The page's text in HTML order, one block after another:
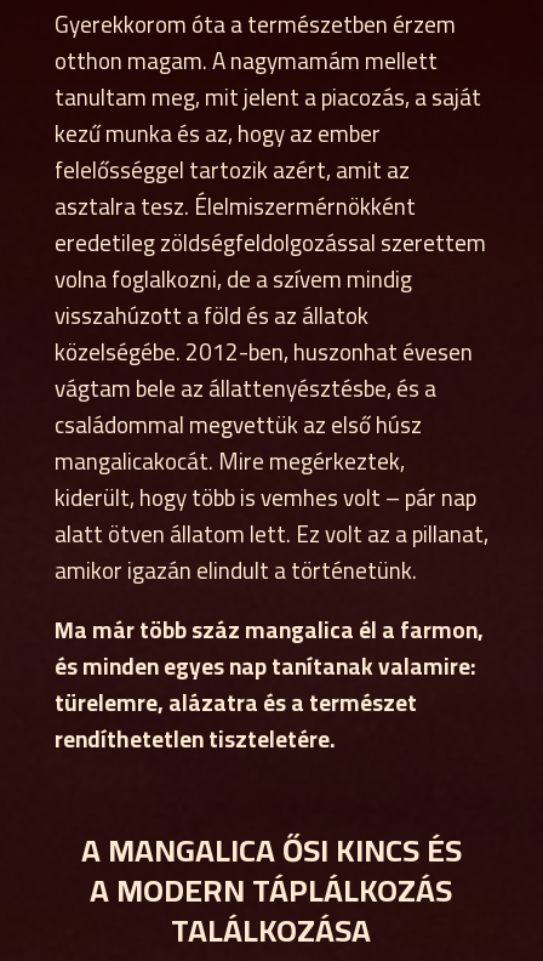
Gyerekkorom óta a természetben érzem
otthon magam. A nagymamám mellett
tanultam meg, mit jelent a piacozás, a saját
kezű munka és az, hogy az ember
felelősséggel tartozik azért, amit az
asztalra tesz. Élelmiszermérnökként
eredetileg zöldségfeldolgozással szerettem
volna foglalkozni, de a szívem mindig
visszahúzott a föld és az állatok
közelségébe. 2012-ben, huszonhat évesen
vágtam bele az állattenyésztésbe, és a
családommal megvettük az első húsz
mangalicakocát. Mire megérkeztek,
kiderült, hogy több is vemhes volt – pár nap
alatt ötven állatom lett. Ez volt az a pillanat,
amikor igazán elindult a történetünk.
Ma már több száz mangalica él a farmon,
és minden egyes nap tanítanak valamire:
türelemre, alázatra és a természet
rendíthetetlen tiszteletére.
A MANGALICA ŐSI KINCS ÉS
A MODERN TÁPLÁLKOZÁS
TALÁLKOZÁSA